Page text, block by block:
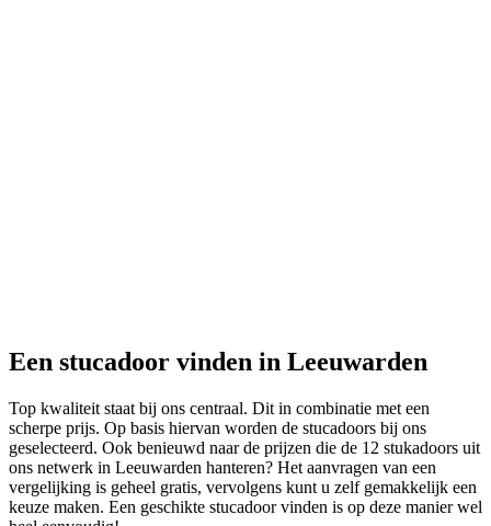
Een stucadoor vinden in Leeuwarden
Top kwaliteit staat bij ons centraal. Dit in combinatie met een
scherpe prijs. Op basis hiervan worden de stucadoors bij ons
geselecteerd. Ook benieuwd naar de prijzen die de 12 stukadoors uit
ons netwerk in Leeuwarden hanteren? Het aanvragen van een
vergelijking is geheel gratis, vervolgens kunt u zelf gemakkelijk een
keuze maken. Een geschikte stucadoor vinden is op deze manier wel